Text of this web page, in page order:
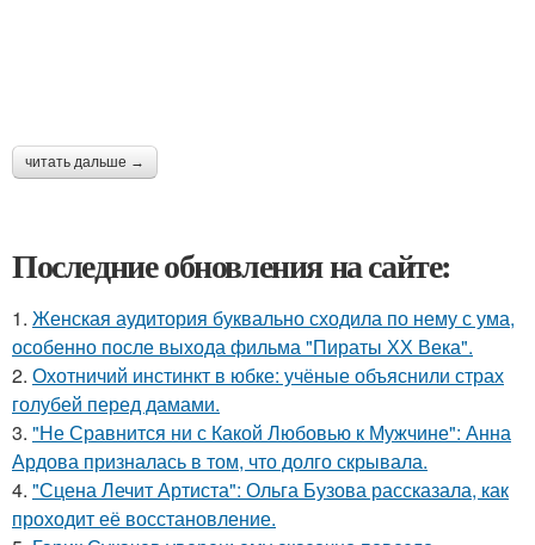
читать дальше →
Последние обновления на сайте:
1. Женская аудитория буквально сходила по нему с ума,
особенно после выхода фильма "Пираты ХХ Века".
2. Охотничий инстинкт в юбке: учёные объяснили страх
голубей перед дамами.
3. "Не Сравнится ни с Какой Любовью к Мужчине": Анна
Ардова призналась в том, что долго скрывала.
4. "Сцена Лечит Артиста": Ольга Бузова рассказала, как
проходит её восстановление.